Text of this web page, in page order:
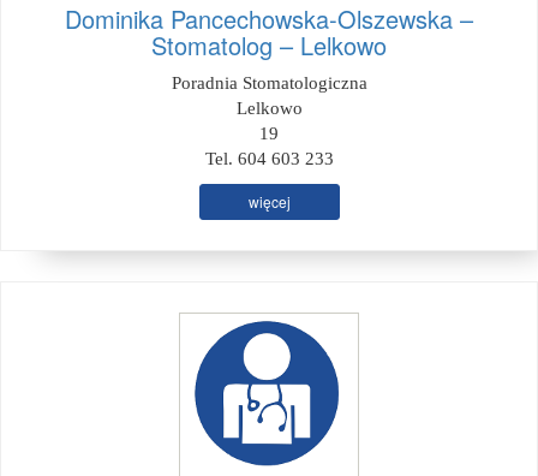
Dominika Pancechowska-Olszewska –
Stomatolog – Lelkowo
Poradnia Stomatologiczna
Lelkowo
19
Tel. 604 603 233
więcej